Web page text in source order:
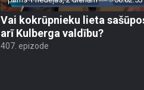
Vai kokrūpnieku lieta
arī Kulberga valdību?
407. epizode